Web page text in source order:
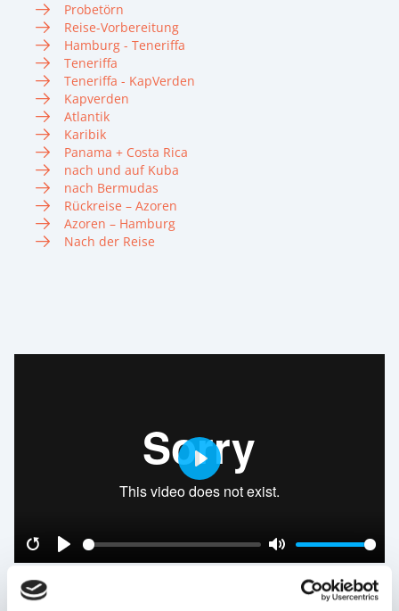
Probetörn
Reise-Vorbereitung
Hamburg - Teneriffa
Teneriffa
Teneriffa - KapVerden
Kapverden
Atlantik
Karibik
Panama + Costa Rica
nach und auf Kuba
nach Bermudas
Rückreise – Azoren
Azoren – Hamburg
Nach der Reise
Restart
Play Mute
Play